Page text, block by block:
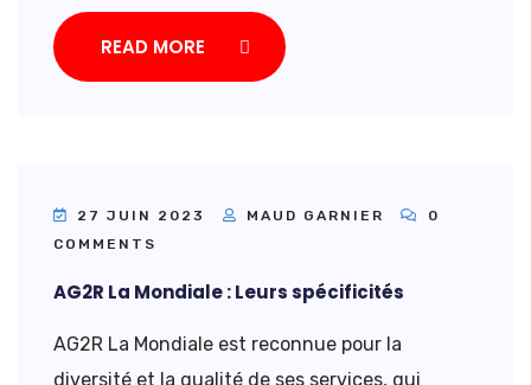
READ MORE
27 JUIN 2023 MAUD GARNIER
0
COMMENTS
AG2R La Mondiale : Leurs spécificités
AG2R La Mondiale est reconnue pour la
diversité et la qualité de ses services, qui